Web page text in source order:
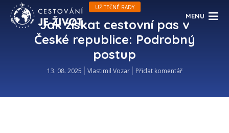
MENU
UŽITEČNÉ RADY
Jak získat cestovní pas v
České republice: Podrobný
postup
13. 08. 2025 Vlastimil Vozar Přidat komentář